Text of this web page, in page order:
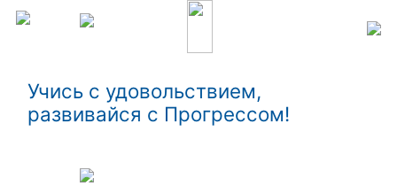
Учись с удовольствием,
развивайся с Прогрессом!